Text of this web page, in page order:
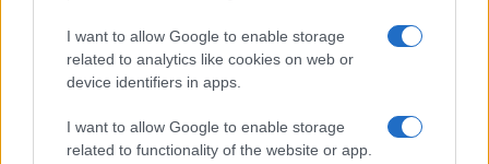
I want to allow Google to enable storage
related to analytics like cookies on web or
device identifiers in apps.
I want to allow Google to enable storage
related to functionality of the website or app.